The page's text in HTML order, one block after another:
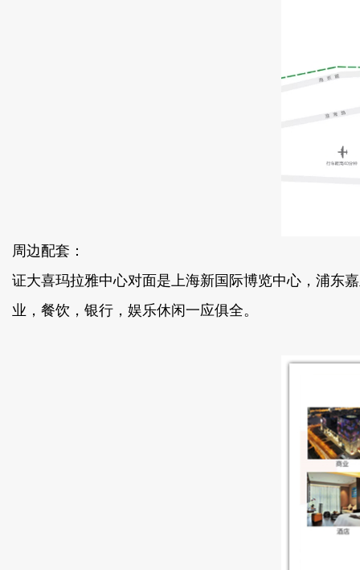
周边配套：
证大喜玛拉雅中心对面是上海新国际博览中心，浦东
业，餐饮，银行，娱乐休闲一应俱全。